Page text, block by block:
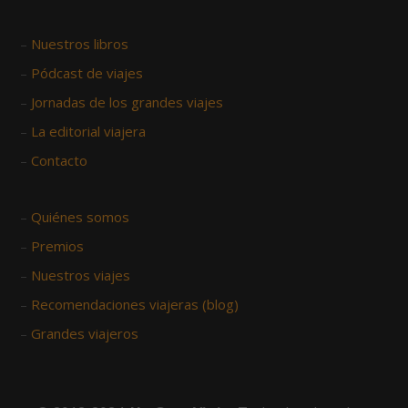
– Nuestros libros
– Pódcast de viajes
– Jornadas de los grandes viajes
– La editorial viajera
– Contacto
– Quiénes somos
– Premios
– Nuestros viajes
– Recomendaciones viajeras (blog)
– Grandes viajeros